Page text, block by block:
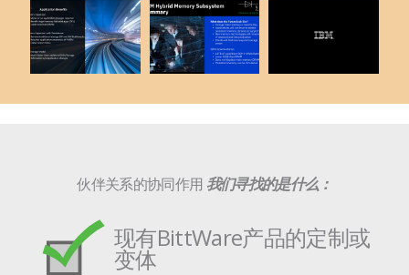
伙伴关系的协同作用 我们寻找的是什么：
现有BittWare产品的定制或
变体